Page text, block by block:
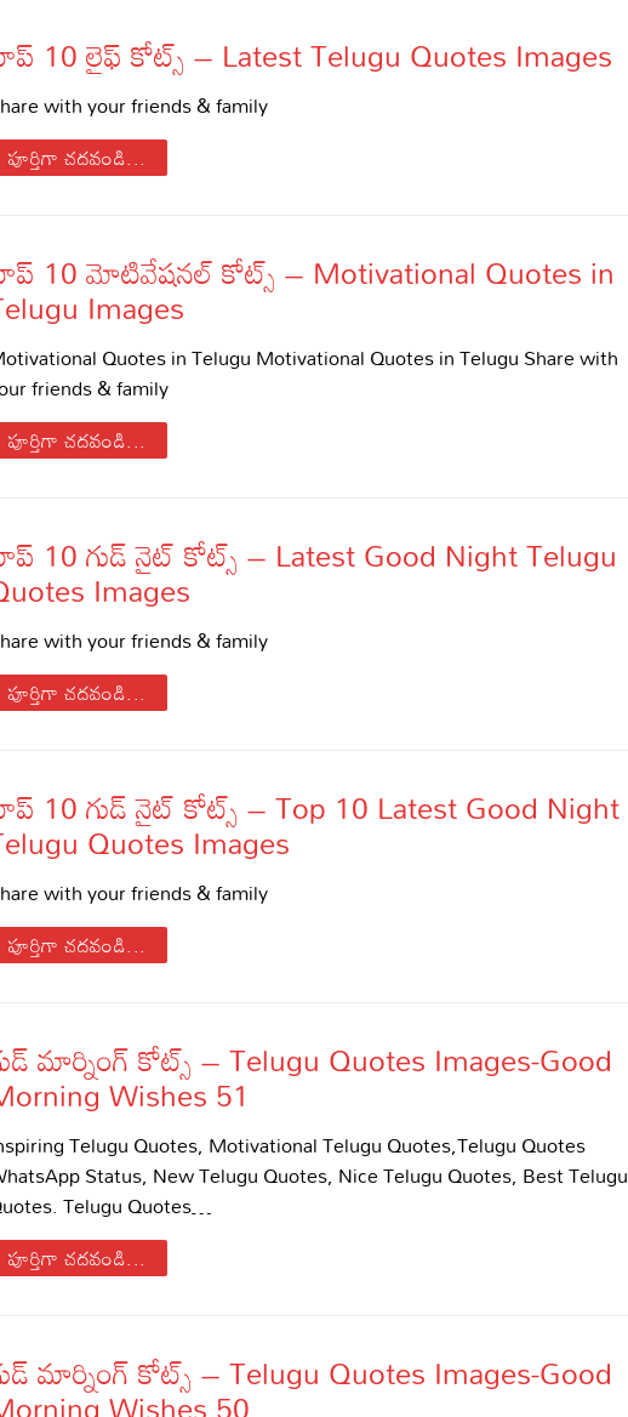
Devotional Songs
– Movie Songs
– Devotional Songs
10 లైఫ్ కోట్స్ – Latest Telugu Quotes Images
with your friends & family
పూర్తిగా చదవండి...
10 మోటివేషనల్ కోట్స్ – Motivational Quotes in
Images
Quotes in Telugu Motivational Quotes in Telugu Share with
friends & family
పూర్తిగా చదవండి...
10 గుడ్ నైట్ కోట్స్ – Latest Good Night Telugu
Images
with your friends & family
పూర్తిగా చదవండి...
10 గుడ్ నైట్ కోట్స్ – Top 10 Latest Good Night
Quotes Images
with your friends & family
పూర్తిగా చదవండి...
మార్నింగ్ కోట్స్ – Telugu Quotes Images-Good
Wishes 51
Telugu Quotes, Motivational Telugu Quotes,Telugu Quotes
Status, New Telugu Quotes, Nice Telugu Quotes, Best Telugu
Telugu Quotes…
పూర్తిగా చదవండి...
మార్నింగ్ కోట్స్ – Telugu Quotes Images-Good